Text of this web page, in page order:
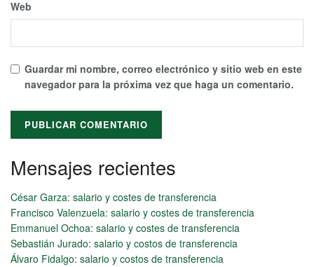
Web
Guardar mi nombre, correo electrónico y sitio web en este
navegador para la próxima vez que haga un comentario.
Alternative:
Mensajes recientes
César Garza: salario y costes de transferencia
Francisco Valenzuela: salario y costes de transferencia
Emmanuel Ochoa: salario y costes de transferencia
Sebastián Jurado: salario y costos de transferencia
Álvaro Fidalgo: salario y costos de transferencia